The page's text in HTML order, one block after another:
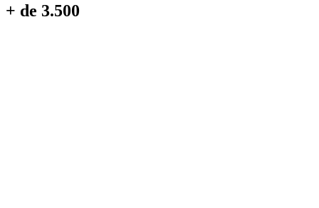
+ de 3.500